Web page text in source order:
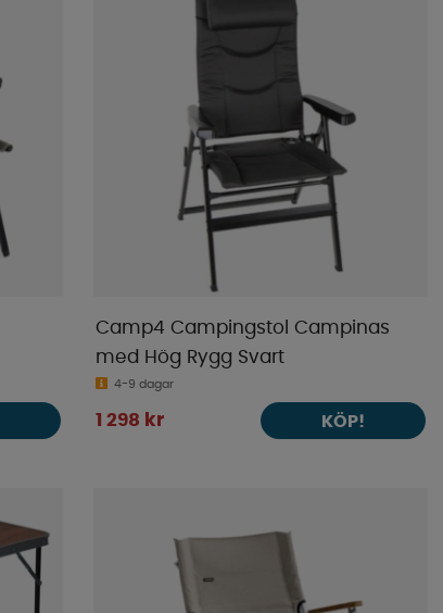
Camp4 Campingstol Campinas
med Hög Rygg Svart
4-9 dagar
1 298 kr KÖP!